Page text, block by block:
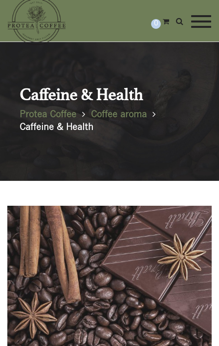
0
Caffeine & Health
Protea Coffee
Coffee aroma
Caffeine & Health